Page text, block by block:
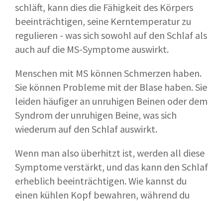
schläft, kann dies die Fähigkeit des Körpers
beeinträchtigen, seine Kerntemperatur zu
regulieren - was sich sowohl auf den Schlaf als
auch auf die MS-Symptome auswirkt.
Menschen mit MS können Schmerzen haben.
Sie können Probleme mit der Blase haben. Sie
leiden häufiger an unruhigen Beinen oder dem
Syndrom der unruhigen Beine, was sich
wiederum auf den Schlaf auswirkt.
Wenn man also überhitzt ist, werden all diese
Symptome verstärkt, und das kann den Schlaf
erheblich beeinträchtigen. Wie kannst du
einen kühlen Kopf bewahren, während du